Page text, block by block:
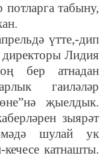
табыну,
үтте,-дип
Лидия
бер атнадан
гаиләләр
җыелдык.
зыярәт
шулай ук
катнашты.